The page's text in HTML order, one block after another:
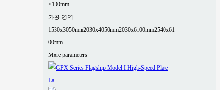
≤100mm
가공 영역
1530x3050mm2030x4050mm2030x6100mm2540x61
00mm
More parameters